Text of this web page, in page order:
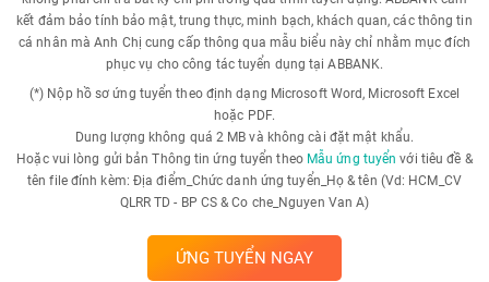
kết đảm bảo tính bảo mật, trung thực, minh bạch, khách quan, các thông tin
cá nhân mà Anh Chị cung cấp thông qua mẫu biểu này chỉ nhằm mục đích
phục vụ cho công tác tuyển dụng tại ABBANK.
(*) Nộp hồ sơ ứng tuyển theo định dạng Microsoft Word, Microsoft Excel
hoặc PDF.
Dung lượng không quá 2 MB và không cài đặt mật khẩu.
Hoặc vui lòng gửi bản Thông tin ứng tuyển theo Mẫu ứng tuyển với tiêu đề &
tên file đính kèm: Địa điểm_Chức danh ứng tuyển_Họ & tên (Vd: HCM_CV
QLRR TD - BP CS & Co che_Nguyen Van A)
ỨNG TUYỂN NGAY